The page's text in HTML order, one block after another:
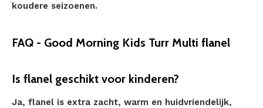
koudere seizoenen.
FAQ - Good Morning Kids Turr Multi flanel
Is flanel geschikt voor kinderen?
Ja, flanel is extra zacht, warm en huidvriendelijk,